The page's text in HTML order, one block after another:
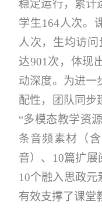
稳定运行，累计
学生164人次。
人次，生均访
达901次，体现
动深度。为进一
配性，团队同步
“多模态教学资
条音频素材（
音）、10篇扩展
10个融入思政元
有效支撑了课堂